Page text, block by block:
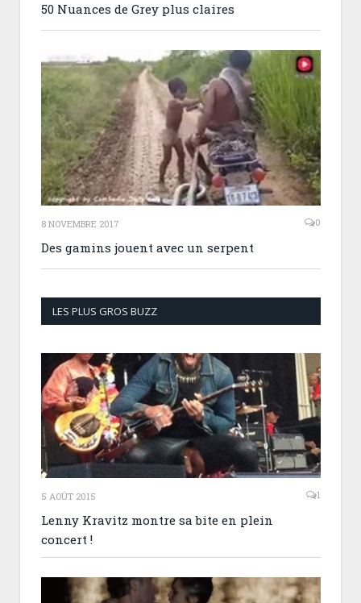
50 Nuances de Grey plus claires
8 NOVEMBRE 2017 0
Des gamins jouent avec un serpent
LES PLUS GROS BUZZ
5 AOÛT 2015 1
Lenny Kravitz montre sa bite en plein
concert !